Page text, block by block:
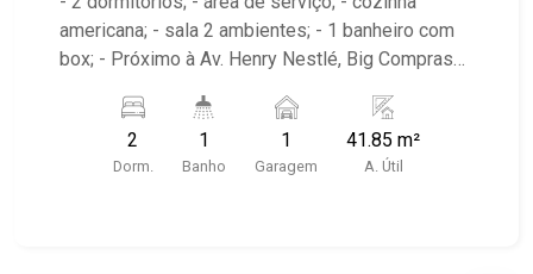
americana; - sala 2 ambientes; - 1 banheiro com
box; - Próximo à Av. Henry Nestlé, Big Compras
venda, compra e locação. - Sinta-se em casa na
Ribeirão Imóveis, afinal Somos e Vivemos
Ribeirão: - funcionários capacitados; - processos
2
Dorm.
1
Banho
1
Garagem
41.85 m²
A. Útil